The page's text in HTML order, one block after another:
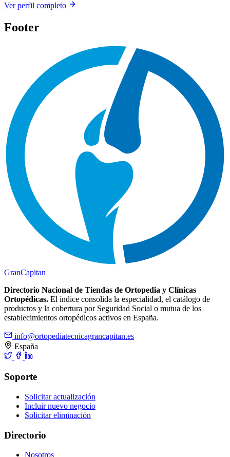
Ver perfil completo
Footer
GranCapitan
Directorio Nacional de Tiendas de Ortopedia y Clínicas
Ortopédicas. El índice consolida la especialidad, el catálogo de
productos y la cobertura por Seguridad Social o mutua de los
establecimientos ortopédicos activos en España.
info@ortopediatecnicagrancapitan.es
España
Soporte
Solicitar actualización
Incluir nuevo negocio
Solicitar eliminación
Directorio
Nosotros